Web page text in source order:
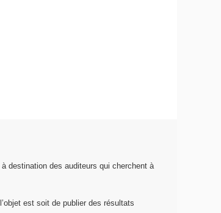
destination des auditeurs qui cherchent à
est soit de publier des résultats